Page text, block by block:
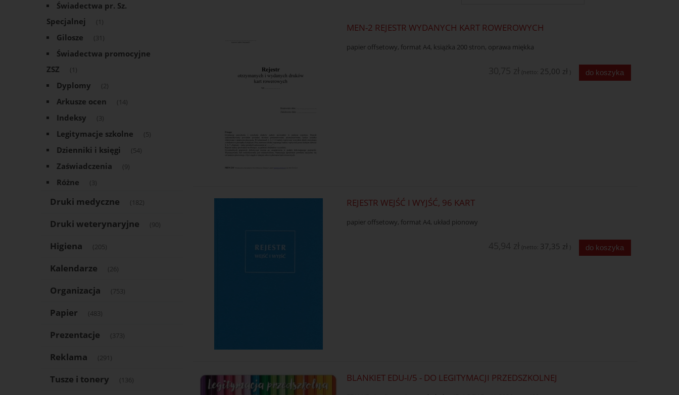
Świadectwa pr. Sz.
Specjalnej
(1)
Gilosze (31)
Świadectwa promocyjne
ZSZ
(1)
Dyplomy (2)
Arkusze ocen (14)
Indeksy (3)
Legitymacje szkolne (5)
Dzienniki i księgi (54)
Zaświadczenia (9)
Różne (3)
Druki medyczne (182)
Druki weterynaryjne (90)
Higiena (205)
Kalendarze (26)
Organizacja (753)
Papier (483)
Prezentacje (373)
Reklama (291)
Tusze i tonery (136)
MEN-2 REJESTR WYDANYCH KART ROWEROWYCH
papier offsetowy, format A4, książka 200 stron, oprawa miękka
(netto: 25,00 zł ) do koszyka
REJESTR WEJŚĆ I WYJŚĆ, 96 KART
papier offsetowy, format A4, układ pionowy
(netto: 37,35 zł ) do koszyka
BLANKIET EDU-I/5 - DO LEGITYMACJI PRZEDSZKOLNEJ